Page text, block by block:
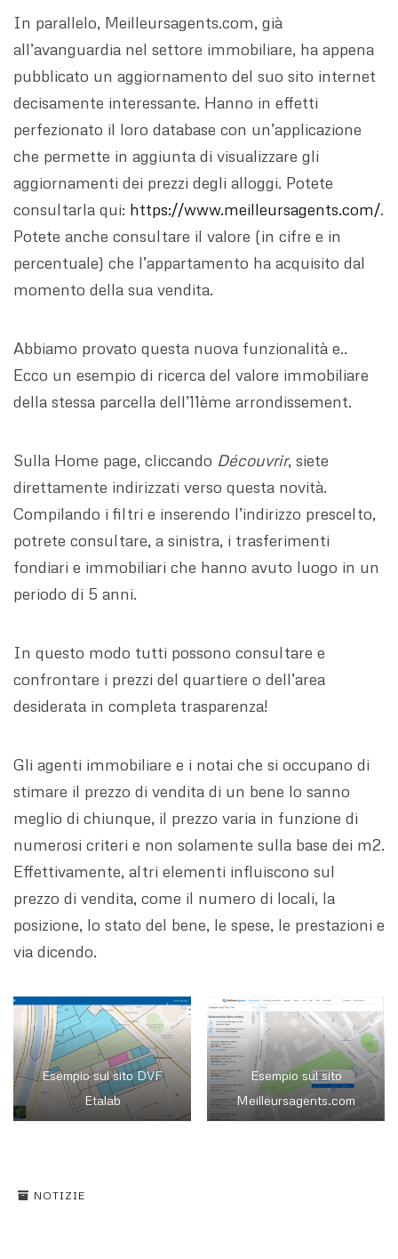
In parallelo, Meilleursagents.com, già
all’avanguardia nel settore immobiliare, ha appena
pubblicato un aggiornamento del suo sito internet
decisamente interessante. Hanno in effetti
perfezionato il loro database con un’applicazione
che permette in aggiunta di visualizzare gli
aggiornamenti dei prezzi degli alloggi. Potete
consultarla qui: https://www.meilleursagents.com/.
Potete anche consultare il valore (in cifre e in
percentuale) che l’appartamento ha acquisito dal
momento della sua vendita.
Abbiamo provato questa nuova funzionalità e..
Ecco un esempio di ricerca del valore immobiliare
della stessa parcella dell’11ème arrondissement.
Sulla Home page, cliccando Découvrir, siete
direttamente indirizzati verso questa novità.
Compilando i filtri e inserendo l’indirizzo prescelto,
potrete consultare, a sinistra, i trasferimenti
fondiari e immobiliari che hanno avuto luogo in un
periodo di 5 anni.
In questo modo tutti possono consultare e
confrontare i prezzi del quartiere o dell’area
desiderata in completa trasparenza!
Gli agenti immobiliare e i notai che si occupano di
stimare il prezzo di vendita di un bene lo sanno
meglio di chiunque, il prezzo varia in funzione di
numerosi criteri e non solamente sulla base dei m2.
Effettivamente, altri elementi influiscono sul
prezzo di vendita, come il numero di locali, la
posizione, lo stato del bene, le spese, le prestazioni e
via dicendo.
Esempio sul sito DVF
Etalab
Esempio sul sito
Meilleursagents.com
NOTIZIE